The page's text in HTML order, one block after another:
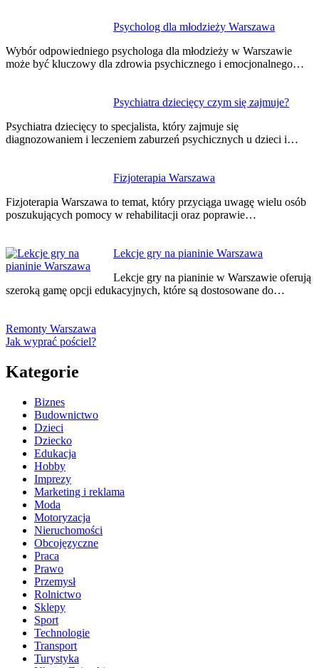
Psycholog dla młodzieży Warszawa
Wybór odpowiedniego psychologa dla młodzieży w Warszawie
może być kluczowy dla zdrowia psychicznego i emocjonalnego…
Psychiatra dziecięcy czym się zajmuje?
Psychiatra dziecięcy to specjalista, który zajmuje się
diagnozowaniem i leczeniem zaburzeń psychicznych u dzieci i…
Fizjoterapia Warszawa
Fizjoterapia Warszawa to temat, który przyciąga uwagę wielu osób
poszukujących pomocy w rehabilitacji oraz poprawie…
Lekcje gry na pianinie Warszawa
Lekcje gry na pianinie w Warszawie oferują
szeroką gamę opcji edukacyjnych, które są dostosowane do…
Remonty Warszawa
Jak wyprać pościel?
Kategorie
Biznes
Budownictwo
Dzieci
Dziecko
Edukacja
Hobby
Imprezy
Marketing i reklama
Moda
Motoryzacja
Nieruchomości
Obcojęzyczne
Praca
Prawo
Przemysł
Rolnictwo
Sklepy
Sport
Technologie
Transport
Turystyka